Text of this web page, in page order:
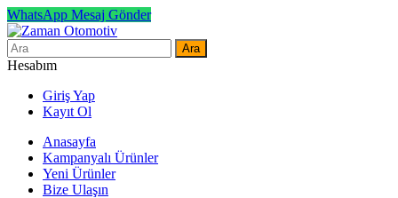
WhatsApp Mesaj Gönder
Ara
Hesabım
Giriş Yap
Kayıt Ol
Anasayfa
Kampanyalı Ürünler
Yeni Ürünler
Bize Ulaşın